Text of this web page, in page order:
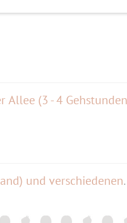
Allee (3 - 4
Spandauer Havelfest